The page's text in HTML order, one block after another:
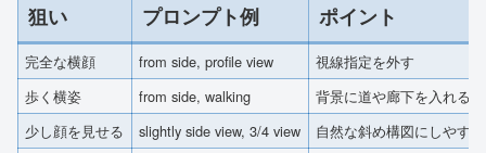
狙い プロンプト例 ポイント
完全な横顔 from side, profile view
視線指定を外す
歩く横姿
from side, walking
背景に道や廊下を入れる
少し顔を見せる
slightly side view, 3/4 view
自然な斜め構図にしやすい